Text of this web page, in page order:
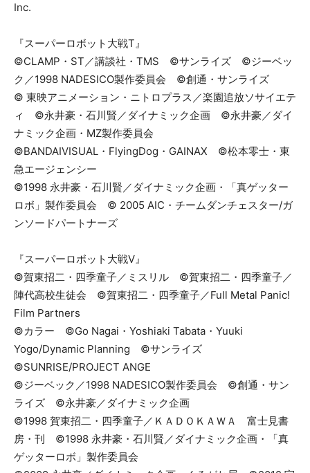
Inc.
『スーパーロボット大戦T』
©CLAMP・ST／講談社・TMS ©サンライズ ©ジーベッ
ク／1998 NADESICO製作委員会 ©創通・サンライズ
© 東映アニメーション・ニトロプラス／楽園追放ソサイエテ
ィ ©永井豪・石川賢／ダイナミック企画 ©永井豪／ダイ
ナミック企画・MZ製作委員会
©BANDAIVISUAL・FlyingDog・GAINAX ©松本零士・東
急エージェンシー
©1998 永井豪・石川賢／ダイナミック企画・「真ゲッター
ロボ」製作委員会 © 2005 AIC・チームダンチェスター/ガ
ンソードパートナーズ
『スーパーロボット大戦V』
©賀東招二・四季童子／ミスリル ©賀東招二・四季童子／
陣代高校生徒会 ©賀東招二・四季童子／Full Metal Panic!
Film Partners
©カラー ©Go Nagai・Yoshiaki Tabata・Yuuki
Yogo/Dynamic Planning ©サンライズ
©SUNRISE/PROJECT ANGE
©ジーベック／1998 NADESICO製作委員会 ©創通・サン
ライズ ©永井豪／ダイナミック企画
©1998 賀東招二・四季童子／ＫＡＤＯＫＡＷＡ 富士見書
房・刊 ©1998 永井豪・石川賢／ダイナミック企画・「真
ゲッターロボ」製作委員会